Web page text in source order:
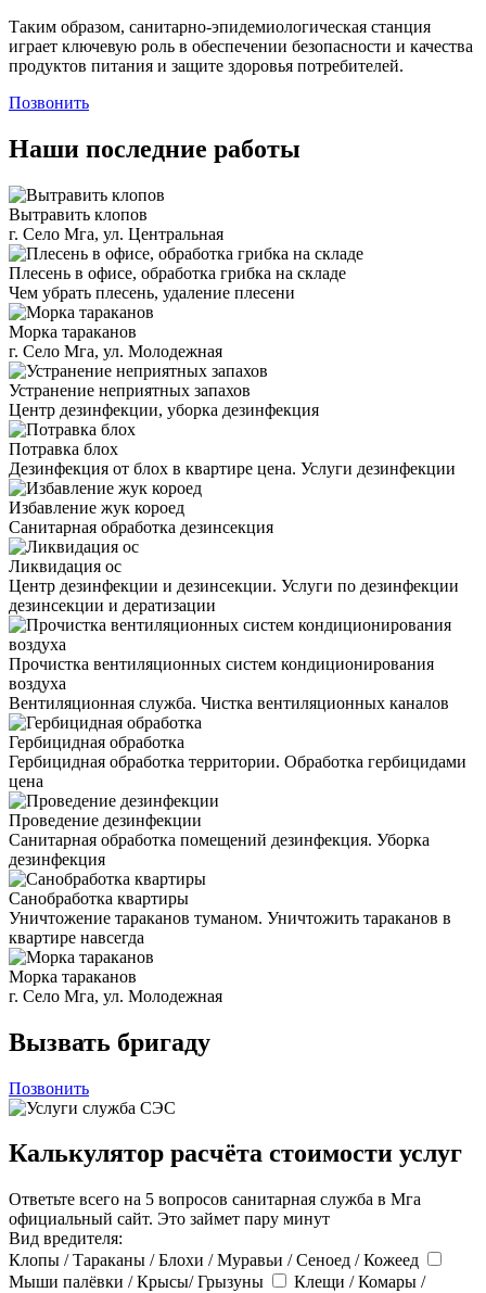
Таким образом, санитарно-эпидемиологическая станция
играет ключевую роль в обеспечении безопасности и качества
продуктов питания и защите здоровья потребителей.
Позвонить
Наши последние работы
Вытравить клопов
г. Село Мга, ул. Центральная
Плесень в офисе, обработка грибка на складе
Чем убрать плесень, удаление плесени
Морка тараканов
г. Село Мга, ул. Молодежная
Устранение неприятных запахов
Центр дезинфекции, уборка дезинфекция
Потравка блох
Дезинфекция от блох в квартире цена. Услуги дезинфекции
Избавление жук короед
Санитарная обработка дезинсекция
Ликвидация ос
Центр дезинфекции и дезинсекции. Услуги по дезинфекции
дезинсекции и дератизации
Прочистка вентиляционных систем кондиционирования
воздуха
Вентиляционная служба. Чистка вентиляционных каналов
Гербицидная обработка
Гербицидная обработка территории. Обработка гербицидами
цена
Проведение дезинфекции
Санитарная обработка помещений дезинфекция. Уборка
дезинфекция
Санобработка квартиры
Уничтожение тараканов туманом. Уничтожить тараканов в
квартире навсегда
Морка тараканов
г. Село Мга, ул. Молодежная
Вызвать бригаду
Позвонить
Калькулятор расчёта стоимости услуг
Ответьте всего на 5 вопросов санитарная служба в Мга
официальный сайт. Это займет пару минут
Вид вредителя:
Клопы / Тараканы / Блохи / Муравьи / Сеноед / Кожеед
Мыши палёвки / Крысы/ Грызуны
Клещи / Комары /